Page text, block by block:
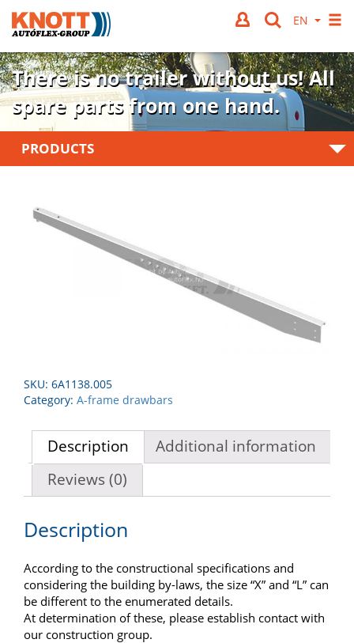
There is no trailer without us!All
spare parts from one hand.
PRODUCTS
SKU: 6A1138.005
Category: A-frame drawbars
Description
Additional information
Reviews (0)
Description
According to the constructional specifications and
considering the building by-laws, the size “X” and “L” can
be different to the enumerated details.
At determination of these, please establish contact with
our construction group.